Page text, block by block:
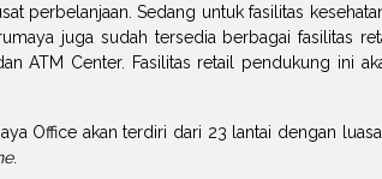
perbelanjaan. Sedang untuk fasilitas
juga sudah tersedia berbagai fasilitas
ATM Center. Fasilitas retail pendukung ini
Office akan terdiri dari 23 lantai dengan
.